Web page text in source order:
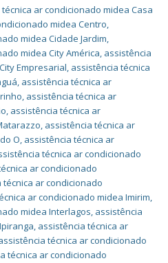
ar condicionado midea Casa
midea Centro,
midea Cidade Jardim,
midea City América, assistência
Empresarial, assistência técnica
, assistência técnica ar
, assistência técnica ar
, assistência técnica ar
, assistência técnica ar
O, assistência técnica ar
técnica ar condicionado
ar condicionado
técnica ar condicionado
ar condicionado midea Imirim,
midea Interlagos, assistência
, assistência técnica ar
técnica ar condicionado
técnica ar condicionado